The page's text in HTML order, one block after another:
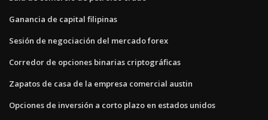
Ganancia de capital filipinas
Sesión de negociación del mercado forex
Corredor de opciones binarias criptográficas
Zapatos de casa de la empresa comercial austin
Opciones de inversión a corto plazo en estados unidos